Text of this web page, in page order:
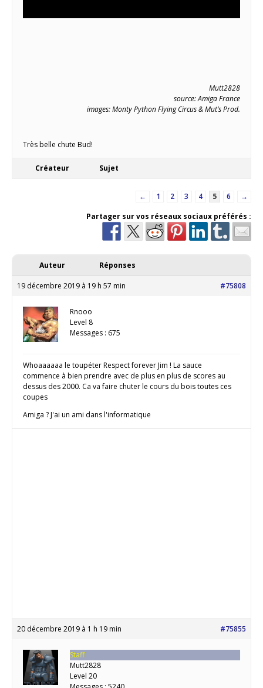
Mutt2828
source: Amiga France
images: Monty Python Flying Circus &Mut’s Prod.
Très belle chute Bud!
Créateur Sujet
← 1 2 3 4 5 6
→
Partager sur vos réseaux sociaux préférés :
Auteur Réponses
19 décembre 2019 à 19 h 57 min #75808
Rnooo
Level 8
Messages : 675
Whoaaaaaa le toupéter Respect forever Jim ! La sauce
commence à bien prendre avec de plus en plus de scores au
dessus des 2000. Ca va faire chuter le cours du bois toutes ces
coupes
Amiga ? J'ai un ami dans l'informatique
20 décembre 2019 à 1 h 19 min #75855
Staff
Mutt2828
Level 20